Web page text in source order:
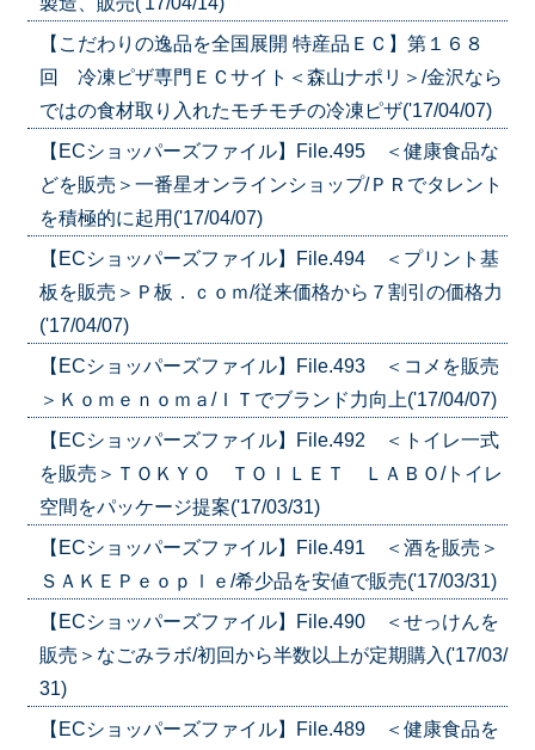
【こだわりの逸品を全国展開 特産品ＥＣ】第１６８
回 冷凍ピザ専門ＥＣサイト＜森山ナポリ＞/金沢なら
ではの食材取り入れたモチモチの冷凍ピザ('17/04/07)
【ECショッパーズファイル】File.495 ＜健康食品な
どを販売＞一番星オンラインショップ/ＰＲでタレント
を積極的に起用('17/04/07)
【ECショッパーズファイル】File.494 ＜プリント基
板を販売＞Ｐ板．ｃｏｍ/従来価格から７割引の価格力
('17/04/07)
【ECショッパーズファイル】File.493 ＜コメを販売
＞Ｋｏｍｅｎｏｍａ/ＩＴでブランド力向上('17/04/07)
【ECショッパーズファイル】File.492 ＜トイレ一式
を販売＞ＴＯＫＹＯ ＴＯＩＬＥＴ ＬＡＢＯ/トイレ
空間をパッケージ提案('17/03/31)
【ECショッパーズファイル】File.491 ＜酒を販売＞
ＳＡＫＥＰｅｏｐｌｅ/希少品を安値で販売('17/03/31)
【ECショッパーズファイル】File.490 ＜せっけんを
販売＞なごみラボ/初回から半数以上が定期購入('17/03/
31)
【ECショッパーズファイル】File.489 ＜健康食品を